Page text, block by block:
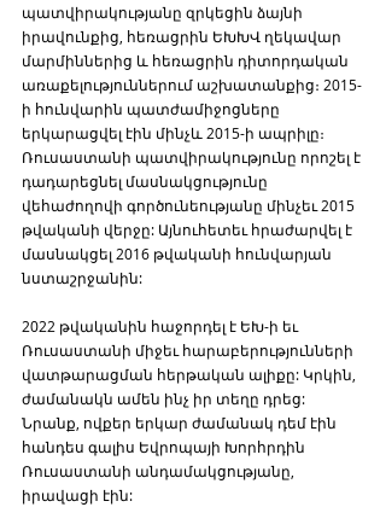
պատվիրակությանը զրկեցին ձայնի
իրավունքից, հեռացրին ԵԽԽՎ ղեկավար
մարմիններից և հեռացրին դիտորդական
առաքելություններում աշխատանքից։ 2015-
ի հունվարին պատժամիջոցները
երկարացվել էին մինչև 2015-ի ապրիլը։
Ռուսաստանի պատվիրակությունը որոշել է
դադարեցնել մասնակցությունը
վեհաժողովի գործունեությանը մինչեւ 2015
թվականի վերջը: Այնուհետեւ հրաժարվել է
մասնակցել 2016 թվականի հունվարյան
նստաշրջանին:
2022 թվականին հաջորդել է ԵԽ-ի եւ
Ռուսաստանի միջեւ հարաբերությունների
վատթարացման հերթական ալիքը: Կրկին,
ժամանակն ամեն ինչ իր տեղը դրեց:
Նրանք, ովքեր երկար ժամանակ դեմ էին
հանդես գալիս Եվրոպայի Խորհրդին
Ռուսաստանի անդամակցությանը,
իրավացի էին: